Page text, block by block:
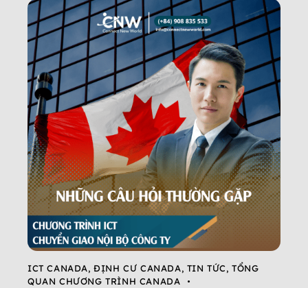
ICT CANADA,ĐỊNH CƯ CANADA, TIN TỨC,TỔNG
QUAN CHƯƠNG TRÌNH CANADA